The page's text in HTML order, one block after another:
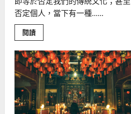
否定個人，當下有一種......
閱讀Read
more
以
心
還
心
｜
熊
周
翠
珊